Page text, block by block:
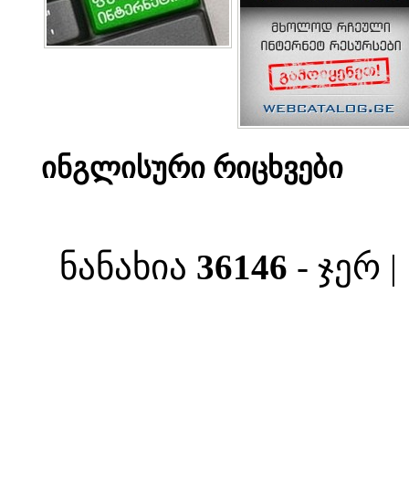
ინგლისური რიცხვები
ნანახია 36146 - ჯერ